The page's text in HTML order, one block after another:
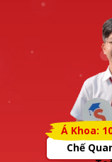
Chế
Á Khoa: